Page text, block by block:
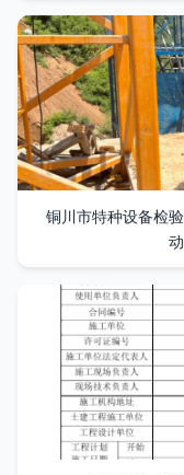
铜川市特种设备检